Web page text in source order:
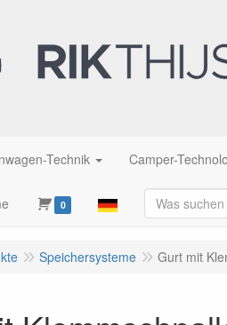
Technik Camper-
0
Speichersysteme Gurt mit